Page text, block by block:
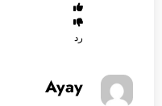
رد
Ayay